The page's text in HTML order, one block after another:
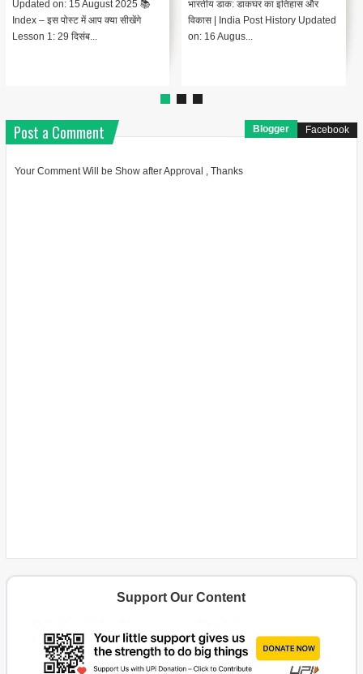
Updated on: 15 August 2025 📚
Index – इस पोस्ट में आप क्या सीखेंगे
Lesson 1: 29 दिसंब...
भारतीय डाक: डाकघर का इतिहास और
विकास | India Post History Updated
on: 16 Augus...
Post a Comment Blogger Facebook
Your Comment Will be Show after Approval , Thanks
Support Our Content